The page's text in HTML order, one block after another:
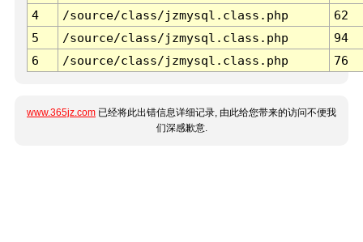
4
/source/class/jzmysql.class.php
62
5
/source/class/jzmysql.class.php
94
6
/source/class/jzmysql.class.php 76
www.365jz.com 已经将此出错信息详细记录, 由此给您带来的访问不便我
们深感歉意.